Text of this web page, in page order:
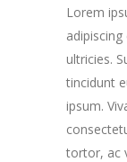
Lorem
ultricies.
tincidunt
ipsum.
tortor, ac